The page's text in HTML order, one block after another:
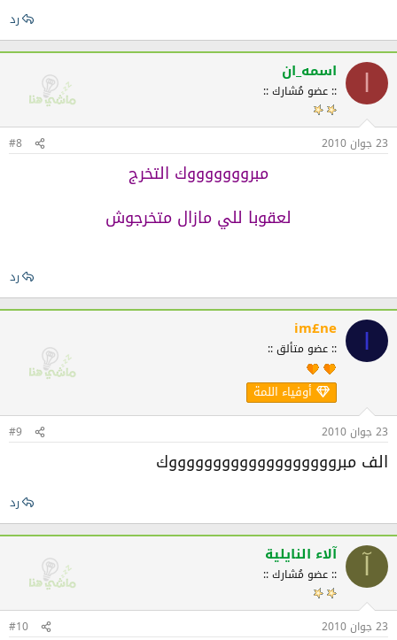
رد
اسمه_ان
:: عضو مُشارك ::
23 جوان 2010 #8
مبروووووووك التخرج
لعقوبا للي مازال متخرجوش
رد
I
im£ne
:: عضو متألق ::
أوفياء اللمة
23 جوان 2010 #9
الف مبروووووووووووووووووووك
رد
آلاء النايلية
:: عضو مُشارك ::
23 جوان 2010 #10